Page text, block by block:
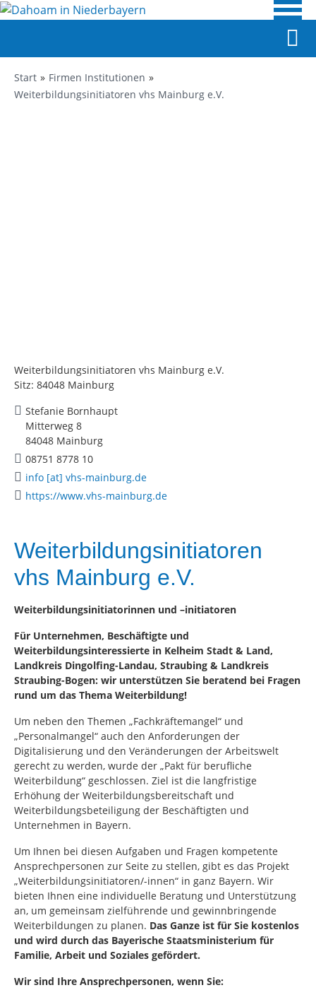
Start
Firmen Institutionen
Weiterbildungsinitiatoren vhs Mainburg e.V.
Weiterbildungsinitiatoren vhs Mainburg e.V.
Sitz: 84048 Mainburg
Stefanie Bornhaupt
Mitterweg 8
84048 Mainburg
08751 8778 10
info [at] vhs-mainburg.de
https://www.vhs-mainburg.de
Weiterbildungsinitiatoren
vhs Mainburg e.V.
Weiterbildungsinitiatorinnen und –initiatoren
Für Unternehmen, Beschäftigte und
Weiterbildungsinteressierte in Kelheim Stadt & Land,
Landkreis Dingolfing-Landau, Straubing & Landkreis
Straubing-Bogen: wir unterstützen Sie beratend bei Fragen
rund um das Thema Weiterbildung!
Um neben den Themen „Fachkräftemangel“ und
„Personalmangel“ auch den Anforderungen der
Digitalisierung und den Veränderungen der Arbeitswelt
gerecht zu werden, wurde der „Pakt für berufliche
Weiterbildung“ geschlossen. Ziel ist die langfristige
Erhöhung der Weiterbildungsbereitschaft und
Weiterbildungsbeteiligung der Beschäftigten und
Unternehmen in Bayern.
Um Ihnen bei diesen Aufgaben und Fragen kompetente
Ansprechpersonen zur Seite zu stellen, gibt es das Projekt
„Weiterbildungsinitiatoren/-innen“ in ganz Bayern. Wir
bieten Ihnen eine individuelle Beratung und Unterstützung
an, um gemeinsam zielführende und gewinnbringende
Weiterbildungen zu planen. Das Ganze ist für Sie kostenlos
und wird durch das Bayerische Staatsministerium für
Familie, Arbeit und Soziales gefördert.
Wir sind Ihre Ansprechpersonen, wenn Sie: